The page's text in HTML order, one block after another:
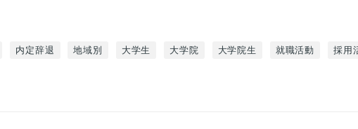
内定辞退 地域別 大学生 大学院 大学院生 就職活動 採用